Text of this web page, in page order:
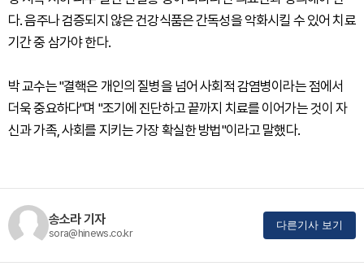
다. 음주나 검증되지 않은 건강식품은 간독성을 악화시킬 수 있어 치료
기간 중 삼가야 한다.
박 교수는 "결핵은 개인의 질병을 넘어 사회적 감염병이라는 점에서
더욱 중요하다"며 "조기에 진단하고 끝까지 치료를 이어가는 것이 자
신과 가족, 사회를 지키는 가장 확실한 방법"이라고 말했다.
송소라 기자
sora@hinews.co.kr
다른기사 보기